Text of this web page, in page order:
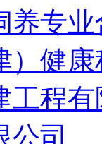
养专
）健
工程
公司